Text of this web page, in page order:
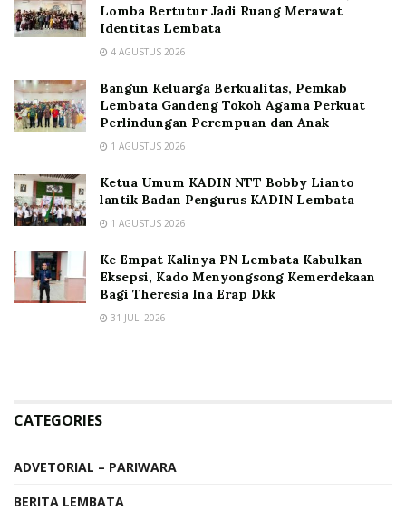
Lomba Bertutur Jadi Ruang Merawat
Identitas Lembata
4 AGUSTUS 2026
Bangun Keluarga Berkualitas, Pemkab
Lembata Gandeng Tokoh Agama Perkuat
Perlindungan Perempuan dan Anak
1 AGUSTUS 2026
Ketua Umum KADIN NTT Bobby Lianto
lantik Badan Pengurus KADIN Lembata
1 AGUSTUS 2026
Ke Empat Kalinya PN Lembata Kabulkan
Eksepsi, Kado Menyongsong Kemerdekaan
Bagi Theresia Ina Erap Dkk
31 JULI 2026
CATEGORIES
ADVETORIAL – PARIWARA
BERITA LEMBATA